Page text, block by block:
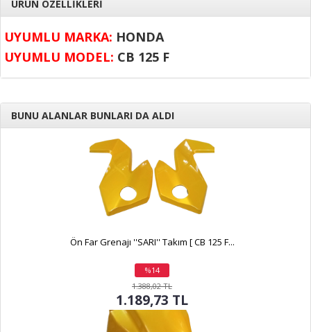
ÜRÜN ÖZELLİKLERİ
UYUMLU MARKA: HONDA
UYUMLU MODEL: CB 125 F
BUNU ALANLAR BUNLARI DA ALDI
Ön Far Grenajı ''SARI'' Takım [ CB 125 F...
%14
indirim
1.388,02 TL
1.189,73 TL